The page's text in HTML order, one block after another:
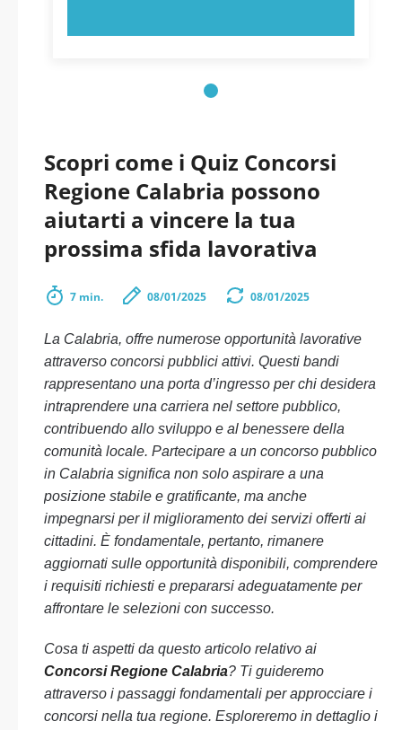
Scopri come i Quiz Concorsi
Regione Calabria possono
aiutarti a vincere la tua
prossima sfida lavorativa
7 min. 08/01/2025 08/01/2025
La Calabria, offre numerose opportunità lavorative
attraverso concorsi pubblici attivi. Questi bandi
rappresentano una porta d’ingresso per chi desidera
intraprendere una carriera nel settore pubblico,
contribuendo allo sviluppo e al benessere della
comunità locale. Partecipare a un concorso pubblico
in Calabria significa non solo aspirare a una
posizione stabile e gratificante, ma anche
impegnarsi per il miglioramento dei servizi offerti ai
cittadini. È fondamentale, pertanto, rimanere
aggiornati sulle opportunità disponibili, comprendere
i requisiti richiesti e prepararsi adeguatamente per
affrontare le selezioni con successo.
Cosa ti aspetti da questo articolo relativo ai
Concorsi Regione Calabria? Ti guideremo
attraverso i passaggi fondamentali per approcciare i
concorsi nella tua regione. Esploreremo in dettaglio i